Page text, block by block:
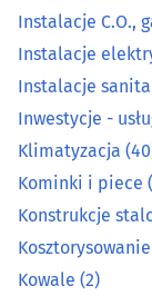
Hutnicze wyroby
Instalacje C.O.,
Instalacje
Instalacje
Inwestycje -
Instalacje C.O.,
Instalacje
Instalacje
Inwestycje -
Klimatyzacja
Kominki i piece
Konstrukcje
Kosztorysowanie
Kowale (2)